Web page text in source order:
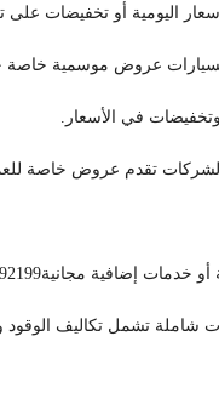
اليومية أو تخفيضات على
عروض موسمية خاصة
في الأسعار.
تقدم عروض خاصة
مجانية01100092199.
شاملة تشمل تكاليف الوقود